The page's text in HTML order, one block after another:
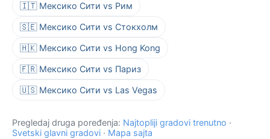
🇮🇹 Мексико Сити vs Рим
🇸🇪 Мексико Сити vs Стокхолм
🇭🇰 Мексико Сити vs Hong Kong
🇫🇷 Мексико Сити vs Париз
🇺🇸 Мексико Сити vs Las Vegas
Pregledaj druga poređenja: Najtopliji gradovi trenutno ·
Svetski glavni gradovi · Mapa sajta